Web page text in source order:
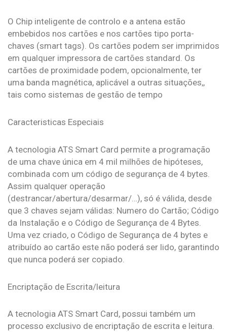
O Chip inteligente de controlo e a antena estão
embebidos nos cartões e nos cartões tipo porta-
chaves (smart tags). Os cartões podem ser imprimidos
em qualquer impressora de cartões standard. Os
cartões de proximidade podem, opcionalmente, ter
uma banda magnética, aplicável a outras situações,,
tais como sistemas de gestão de tempo
Caracteristicas Especiais
A tecnologia ATS Smart Card permite a programação
de uma chave única em 4 mil milhões de hipóteses,
combinada com um código de segurança de 4 bytes.
Assim qualquer operação
(destrancar/abertura/desarmar/…), só é válida, desde
que 3 chaves sejam válidas: Numero do Cartão; Código
da Instalação e o Código de Segurança de 4 Bytes.
Uma vez criado, o Código de Segurança de 4 bytes e
atribuído ao cartão este não poderá ser lido, garantindo
que nunca poderá ser copiado.
Encriptação de Escrita/leitura
A tecnologia ATS Smart Card, possui também um
processo exclusivo de encriptação de escrita e leitura.